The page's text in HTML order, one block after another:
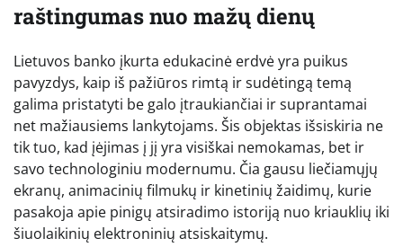
raštingumas nuo mažų dienų
Lietuvos banko įkurta edukacinė erdvė yra puikus
pavyzdys, kaip iš pažiūros rimtą ir sudėtingą temą
galima pristatyti be galo įtraukiančiai ir suprantamai
net mažiausiems lankytojams. Šis objektas išsiskiria ne
tik tuo, kad įėjimas į jį yra visiškai nemokamas, bet ir
savo technologiniu modernumu. Čia gausu liečiamųjų
ekranų, animacinių filmukų ir kinetinių žaidimų, kurie
pasakoja apie pinigų atsiradimo istoriją nuo kriauklių iki
šiuolaikinių elektroninių atsiskaitymų.